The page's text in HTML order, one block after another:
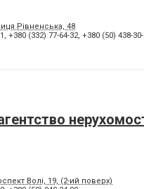
Рівненська, 48
, +380 (332) 77-64-32, +380 (50) 438-
Волі, 19, (2-ий поверх)